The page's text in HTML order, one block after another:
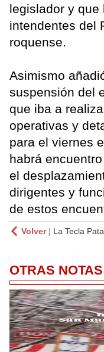
legislador y que
intendentes del
roquense.
Asimismo
suspensión del
que iba a
operativas y
para el viernes
habrá
el
dirigentes y
de estos
Volver| La Tecla
OTRAS NOTAS